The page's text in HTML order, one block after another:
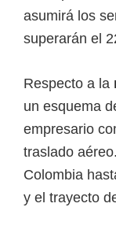
asumirá los
superarán el
Respecto a la
un esquema
empresario
traslado
Colombia
y el trayecto